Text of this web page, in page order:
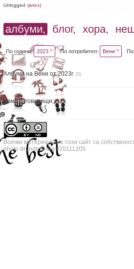
Unlogged (влез)
албуми, блог, хора,
По години: 2023 ^ По потребител: Вени ^
Албуми на Вени от 2023г. (0)
няма отговарящи;
Всички материали на този сайт са
photo.drundrun.org v20111205